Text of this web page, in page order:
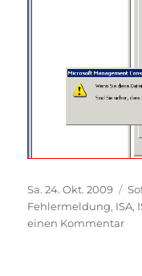
Veröffentlicht
am
Sa. 24. Okt. 2009
Fehlermeldung, ISA,
einen Kommentarzu